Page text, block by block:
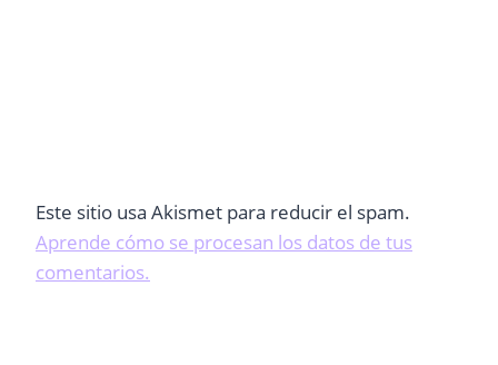
Este sitio usa Akismet para reducir el spam.
Aprende cómo se procesan los datos de tus
comentarios.